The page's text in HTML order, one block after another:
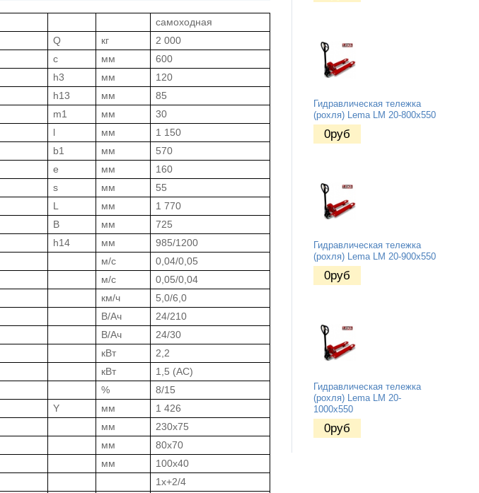
самоходная
Q кг
2 000
c мм
600
h3 мм
120
h13 мм
85
m1 мм
30
l мм
1 150
b1 мм
570
e мм
160
s мм
55
L мм
1 770
B мм
725
h14 мм
985/1200
м/с
0,04/0,05
м/с
0,05/0,04
км/ч
5,0/6,0
В/Ач
24/210
В/Ач
24/30
кВт
2,2
кВт
1,5 (AC)
%
8/15
Y мм
1 426
мм
230x75
мм
80x70
мм
100x40
1x+2/4
Гидравлическая тележка
(рохля) Lema LM 20-800x550
0руб
Гидравлическая тележка
(рохля) Lema LM 20-900x550
0руб
Гидравлическая тележка
(рохля) Lema LM 20-
1000x550
0руб